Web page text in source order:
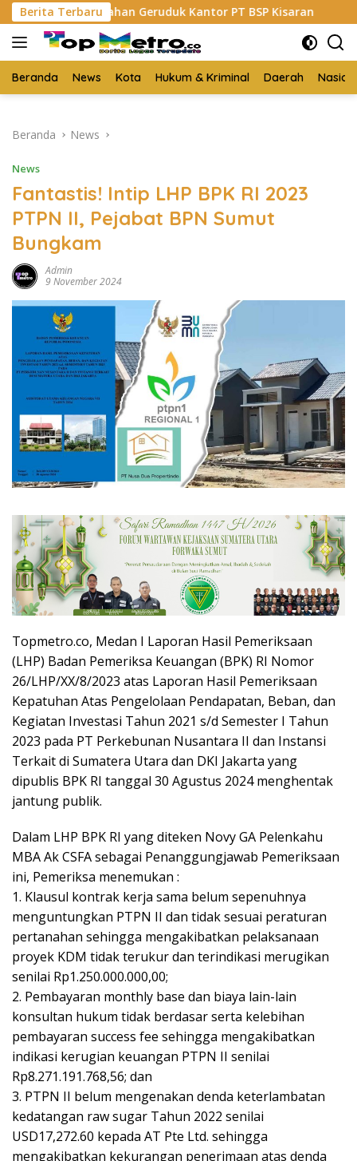
Langsung
ke
konten
Berita Terbaru
Geruduk Kantor PT BSP Kisaran Budi Yanto SH
Beranda News Kota Hukum & Kriminal Daerah
Beranda News
News
Fantastis! Intip LHP BPK RI 2023
PTPN II, Pejabat BPN Sumut
Bungkam
Admin
9 November 2024
Topmetro.co, Medan I Laporan Hasil Pemeriksaan
(LHP) Badan Pemeriksa Keuangan (BPK) RI Nomor
26/LHP/XX/8/2023 atas Laporan Hasil Pemeriksaan
Kepatuhan Atas Pengelolaan Pendapatan, Beban, dan
Kegiatan Investasi Tahun 2021 s/d Semester I Tahun
2023 pada PT Perkebunan Nusantara II dan Instansi
Terkait di Sumatera Utara dan DKI Jakarta yang
dipublis BPK RI tanggal 30 Agustus 2024 menghentak
jantung publik.
Dalam LHP BPK RI yang diteken Novy GA Pelenkahu
MBA Ak CSFA sebagai Penanggungjawab Pemeriksaan
ini, Pemeriksa menemukan :
1. Klausul kontrak kerja sama belum sepenuhnya
menguntungkan PTPN II dan tidak sesuai peraturan
pertanahan sehingga mengakibatkan pelaksanaan
proyek KDM tidak terukur dan terindikasi merugikan
senilai Rp1.250.000.000,00;
2. Pembayaran monthly base dan biaya lain-lain
konsultan hukum tidak berdasar serta kelebihan
pembayaran success fee sehingga mengakibatkan
indikasi kerugian keuangan PTPN II senilai
Rp8.271.191.768,56; dan
3. PTPN II belum mengenakan denda keterlambatan
kedatangan raw sugar Tahun 2022 senilai
USD17,272.60 kepada AT Pte Ltd. sehingga
mengakibatkan kekurangan penerimaan atas denda